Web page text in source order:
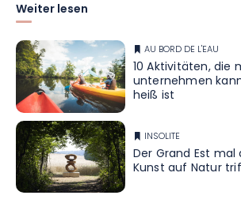
Weiter lesen
AU BORD DE L'EAU
10 Aktivitäten, die
unternehmen
heiß ist
INSOLITE
Der Grand Est mal
Kunst auf Natur